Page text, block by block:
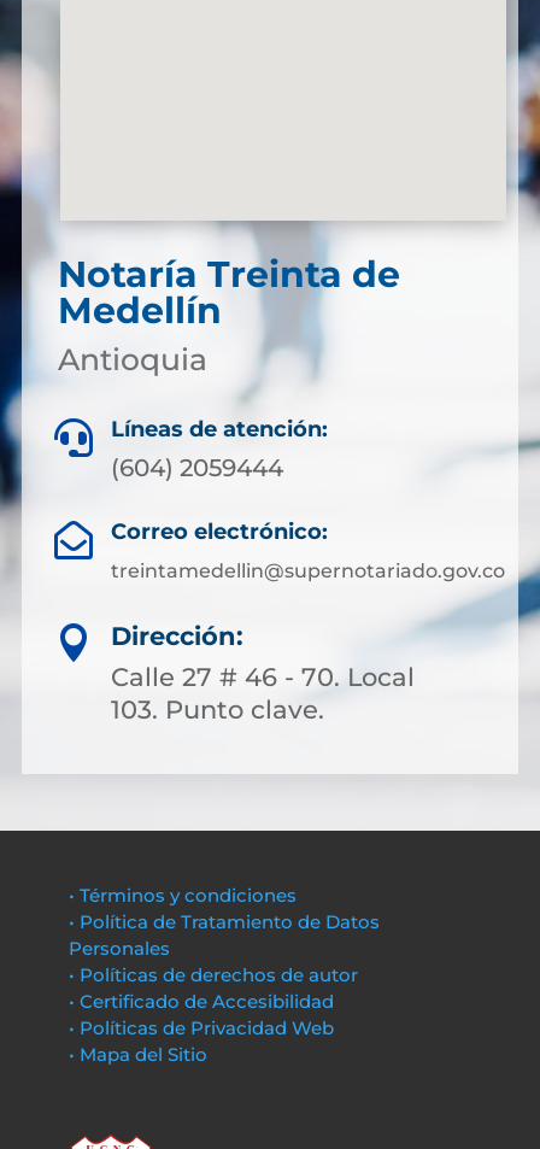
Notaría Treinta de
Medellín
Antioquia
 Líneas de atención:
(604) 2059444
 Correo electrónico:
treintamedellin@supernotariado.gov.co

Dirección:
Calle 27 # 46 - 70. Local
103. Punto clave.
• Términos y condiciones
• Política de Tratamiento de Datos
Personales
• Políticas de derechos de autor
• Certificado de Accesibilidad
• Políticas de Privacidad Web
• Mapa del Sitio